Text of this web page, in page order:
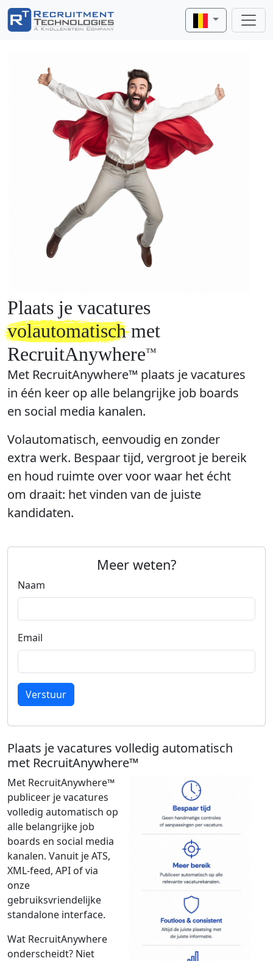
Plaats je vacatures
volautomatischmet
RecruitAnywhere™️
Met RecruitAnywhere™ plaats je vacatures
in één keer op alle belangrijke job boards
en social media kanalen.
Volautomatisch, eenvoudig en zonder
extra werk. Bespaar tijd, vergroot je bereik
en houd ruimte over voor waar het écht
om draait: het vinden van de juiste
kandidaten.
Meer weten?
Naam
Email
Verstuur
Plaats je vacatures volledig automatisch
met RecruitAnywhere™
Met RecruitAnywhere™
publiceer je vacatures
volledig automatisch op
alle belangrijke job
boards en social media
kanalen. Vanuit je ATS,
XML-feed, API of via
onze
gebruiksvriendelijke
standalone interface.
Wat RecruitAnywhere
onderscheidt? Niet